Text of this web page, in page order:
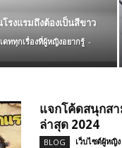
งแรมถึงต้องเป็นสีขาว
ดททุกเรื่องที่ผู้หญิงอยากรู้ -
แจกโค้ดสนุกสา
ล่าสุด 2024
BLOG เว็บไซต์ผู้หญิ